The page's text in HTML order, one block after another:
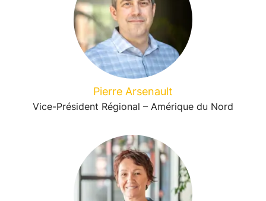
Pierre Arsenault
Vice-Président Régional – Amérique du Nord